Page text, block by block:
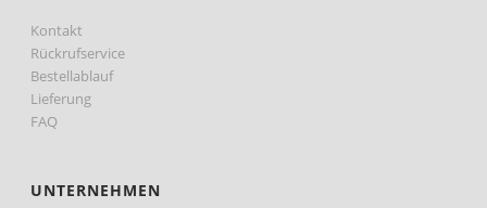
Kontakt
Rückrufservice
Bestellablauf
Lieferung
FAQ
UNTERNEHMEN